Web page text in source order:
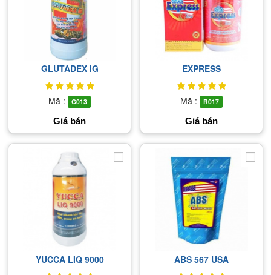
GLUTADEX IG
Mã : G013
Giá bán
EXPRESS
Mã : R017
Giá bán
YUCCA LIQ 9000 ABS 567 USA